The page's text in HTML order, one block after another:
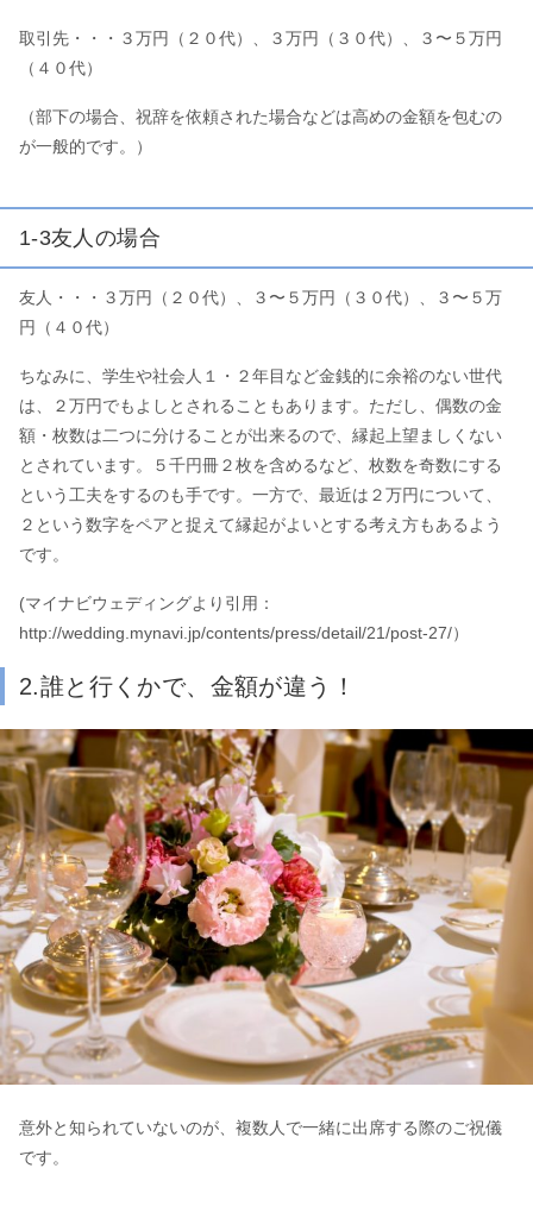
取引先・・・３万円（２０代）、３万円（３０代）、３〜５万円
（４０代）
（部下の場合、祝辞を依頼された場合などは高めの金額を包むの
が一般的です。）
1-3友人の場合
友人・・・３万円（２０代）、３〜５万円（３０代）、３〜５万
円（４０代）
ちなみに、学生や社会人１・２年目など金銭的に余裕のない世代
は、２万円でもよしとされることもあります。ただし、偶数の金
額・枚数は二つに分けることが出来るので、縁起上望ましくない
とされています。５千円冊２枚を含めるなど、枚数を奇数にする
という工夫をするのも手です。一方で、最近は２万円について、
２という数字をペアと捉えて縁起がよいとする考え方もあるよう
です。
(マイナビウェディングより引用：
http://wedding.mynavi.jp/contents/press/detail/21/post-27/）
2.誰と行くかで、金額が違う！
意外と知られていないのが、複数人で一緒に出席する際のご祝儀
です。